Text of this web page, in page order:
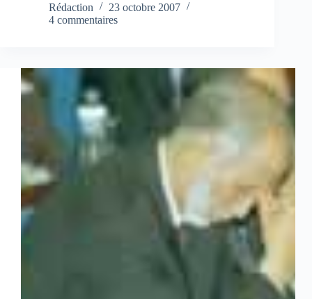
Rédaction
23 octobre 2007
4 commentaires